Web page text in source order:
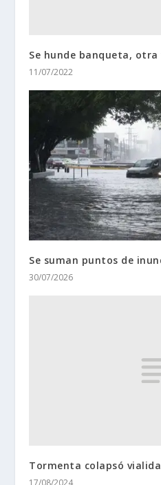
Se hunde banqueta,
11/07/2022
Se suman puntos de
30/07/2026
Tormenta colapsó
17/08/2024